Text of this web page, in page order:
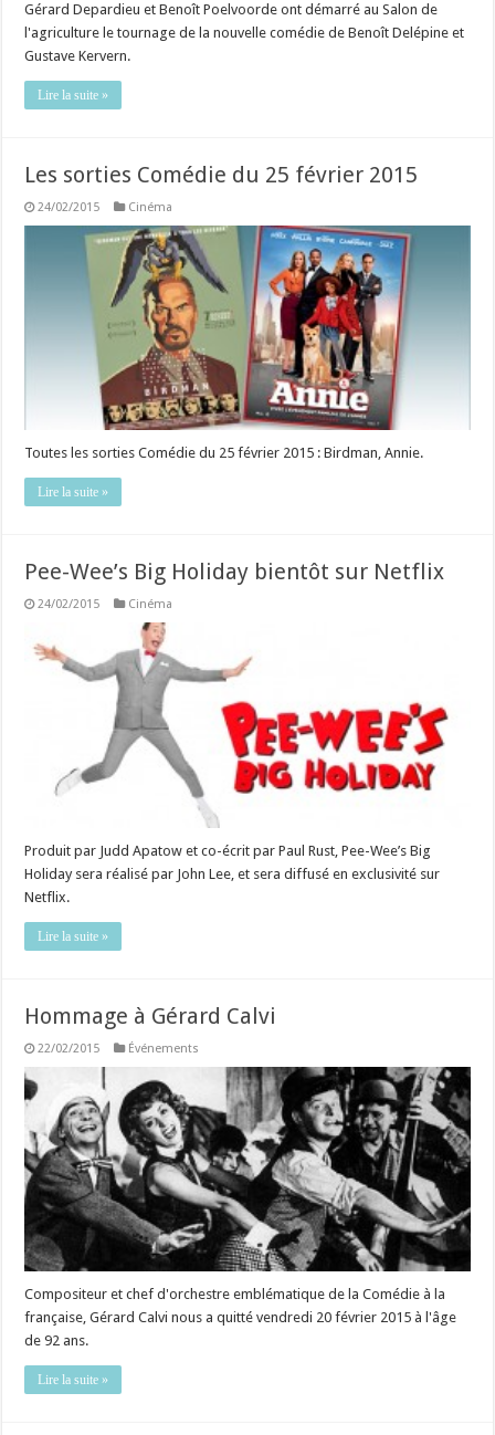
Gérard Depardieu et Benoît Poelvoorde ont démarré au Salon de
l'agriculture le tournage de la nouvelle comédie de Benoît Delépine et
Gustave Kervern.
Lire la suite »
Les sorties Comédie du 25 février 2015
24/02/2015 Cinéma
Toutes les sorties Comédie du 25 février 2015 : Birdman, Annie.
Lire la suite »
Pee-Wee’s Big Holiday bientôt sur Netflix
24/02/2015 Cinéma
Produit par Judd Apatow et co-écrit par Paul Rust, Pee-Wee’s Big
Holiday sera réalisé par John Lee, et sera diffusé en exclusivité sur
Netflix.
Lire la suite »
Hommage à Gérard Calvi
22/02/2015 Événements
Compositeur et chef d'orchestre emblématique de la Comédie à la
française, Gérard Calvi nous a quitté vendredi 20 février 2015 à l'âge
de 92 ans.
Lire la suite »